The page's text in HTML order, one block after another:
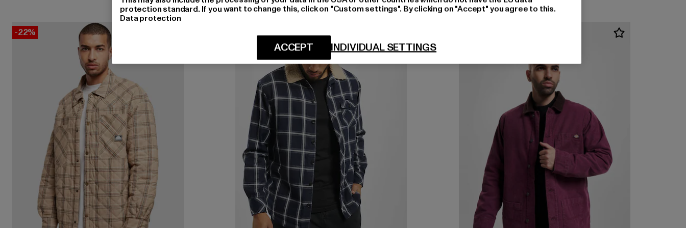
-22% -46%
protection standard. If you want to change this, click on "Custom settings". By clicking on "Accept" you agree to this.
Data protection
INDIVIDUAL SETTINGS
ACCEPT